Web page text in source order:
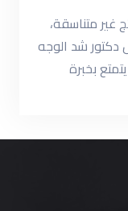
غير متناسقة،
دكتور شد الوجه
بخبرة